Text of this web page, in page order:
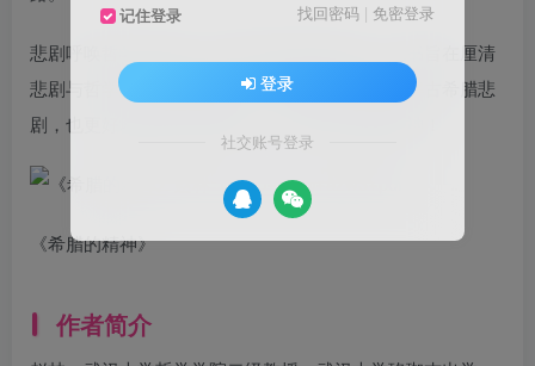
悲剧呼唤哲学的高峰，哲学回应悲剧的启迪。本书旨在厘清
悲剧与哲学之间的精神脉络，帮助读者更好地理解古希腊悲
剧，也更好地理解古希腊哲学，感受古希腊的精神！
《希腊的精神》
作者简介
记住登录 找回密码 | 免密登录
登录
社交账号登录